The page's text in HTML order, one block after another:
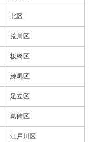
北区
荒川区
板橋区
練馬区
足立区
葛飾区
江戸川区